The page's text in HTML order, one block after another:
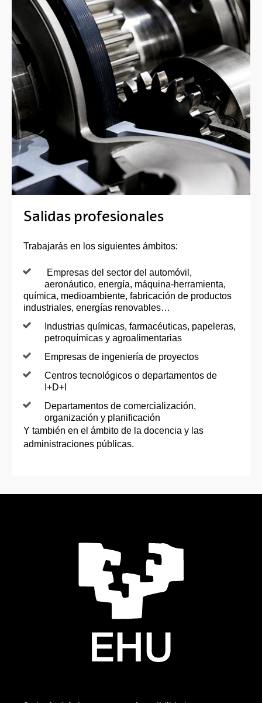
Salidas profesionales
Trabajarás en los siguientes ámbitos:
Empresas del sector del automóvil,
aeronáutico, energía, máquina-herramienta,
química, medioambiente, fabricación de productos
industriales, energías renovables…
Industrias químicas, farmacéuticas, papeleras,
petroquímicas y agroalimentarias
Empresas de ingeniería de proyectos
Centros tecnológicos o departamentos de
I+D+I
Departamentos de comercialización,
organización y planificación
Y también en el ámbito de la docencia y las
administraciones públicas.